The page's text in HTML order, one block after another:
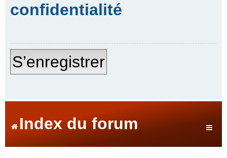
confidentialité
S’enregistrer
Index du forum